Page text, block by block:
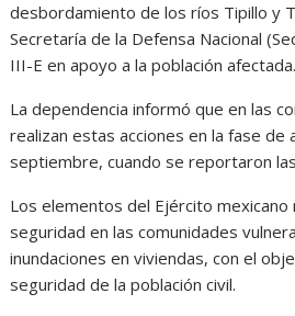
desbordamiento de los ríos Tipillo y
Secretaría de la Defensa Nacional
III-E en apoyo a la población afectada.
La dependencia informó que en las
realizan estas acciones en la fase de
septiembre, cuando se reportaron
Los elementos del Ejército
seguridad en las comunidades
inundaciones en viviendas, con el
seguridad de la población civil.